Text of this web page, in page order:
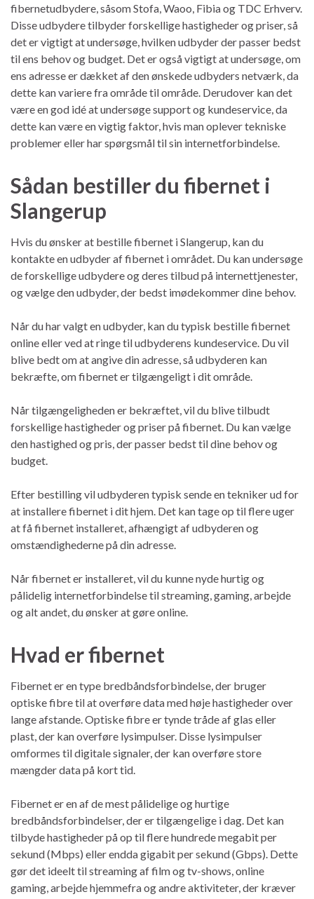
fibernetudbydere, såsom Stofa, Waoo, Fibia og TDC Erhverv.
Disse udbydere tilbyder forskellige hastigheder og priser, så
det er vigtigt at undersøge, hvilken udbyder der passer bedst
til ens behov og budget. Det er også vigtigt at undersøge, om
ens adresse er dækket af den ønskede udbyders netværk, da
dette kan variere fra område til område. Derudover kan det
være en god idé at undersøge support og kundeservice, da
dette kan være en vigtig faktor, hvis man oplever tekniske
problemer eller har spørgsmål til sin internetforbindelse.
Sådan bestiller du fibernet i
Slangerup
Hvis du ønsker at bestille fibernet i Slangerup, kan du
kontakte en udbyder af fibernet i området. Du kan undersøge
de forskellige udbydere og deres tilbud på internettjenester,
og vælge den udbyder, der bedst imødekommer dine behov.
Når du har valgt en udbyder, kan du typisk bestille fibernet
online eller ved at ringe til udbyderens kundeservice. Du vil
blive bedt om at angive din adresse, så udbyderen kan
bekræfte, om fibernet er tilgængeligt i dit område.
Når tilgængeligheden er bekræftet, vil du blive tilbudt
forskellige hastigheder og priser på fibernet. Du kan vælge
den hastighed og pris, der passer bedst til dine behov og
budget.
Efter bestilling vil udbyderen typisk sende en tekniker ud for
at installere fibernet i dit hjem. Det kan tage op til flere uger
at få fibernet installeret, afhængigt af udbyderen og
omstændighederne på din adresse.
Når fibernet er installeret, vil du kunne nyde hurtig og
pålidelig internetforbindelse til streaming, gaming, arbejde
og alt andet, du ønsker at gøre online.
Hvad er fibernet
Fibernet er en type bredbåndsforbindelse, der bruger
optiske fibre til at overføre data med høje hastigheder over
lange afstande. Optiske fibre er tynde tråde af glas eller
plast, der kan overføre lysimpulser. Disse lysimpulser
omformes til digitale signaler, der kan overføre store
mængder data på kort tid.
Fibernet er en af de mest pålidelige og hurtige
bredbåndsforbindelser, der er tilgængelige i dag. Det kan
tilbyde hastigheder på op til flere hundrede megabit per
sekund (Mbps) eller endda gigabit per sekund (Gbps). Dette
gør det ideelt til streaming af film og tv-shows, online
gaming, arbejde hjemmefra og andre aktiviteter, der kræver